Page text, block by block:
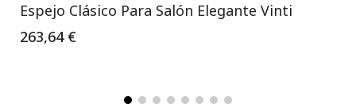
Espejo Clásico Para Salón Elegante Vinti
263,64 €